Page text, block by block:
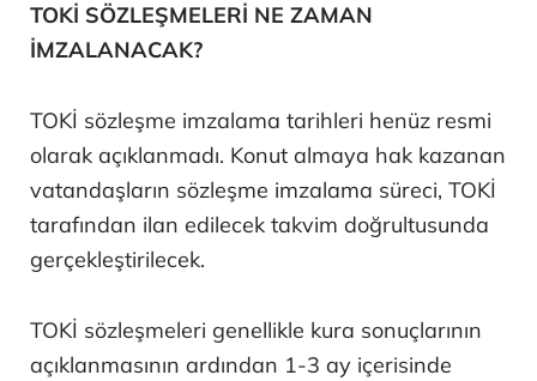
TOKİ SÖZLEŞMELERİ NE ZAMAN
İMZALANACAK?
TOKİ sözleşme imzalama tarihleri henüz resmi
olarak açıklanmadı. Konut almaya hak kazanan
vatandaşların sözleşme imzalama süreci, TOKİ
tarafından ilan edilecek takvim doğrultusunda
gerçekleştirilecek.
TOKİ sözleşmeleri genellikle kura sonuçlarının
açıklanmasının ardından 1-3 ay içerisinde